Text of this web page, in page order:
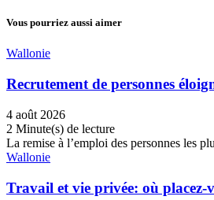
Vous pourriez aussi aimer
Wallonie
Recrutement de personnes
4 août 2026
2 Minute(s) de lecture
La remise à l’emploi des personnes les
Wallonie
Travail et vie privée: où placez-